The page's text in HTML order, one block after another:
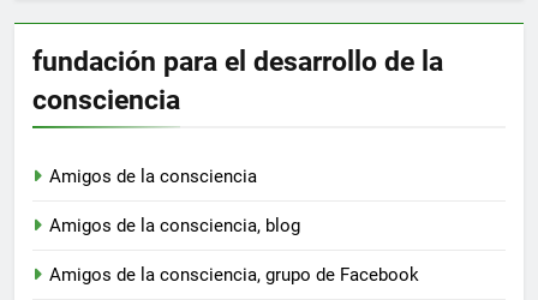
fundación para el desarrollo de la
consciencia
Amigos de la consciencia
Amigos de la consciencia, blog
Amigos de la consciencia, grupo de Facebook